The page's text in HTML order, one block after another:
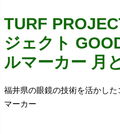
TURF
ジェクト
ルマーカー 月
福井県の眼鏡の技術を活かし
マーカー